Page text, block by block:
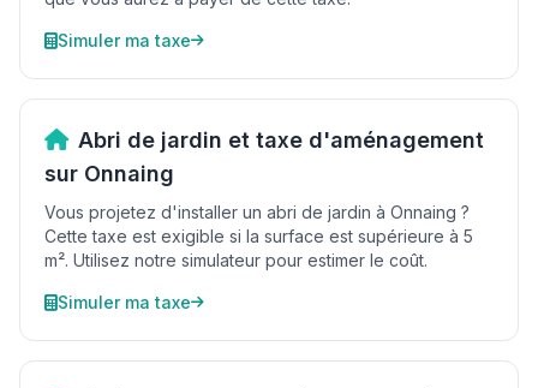
Simuler ma taxe
Abri de jardin et taxe d'aménagement
sur Onnaing
Vous projetez d'installer un abri de jardin à Onnaing ?
Cette taxe est exigible si la surface est supérieure à 5
m². Utilisez notre simulateur pour estimer le coût.
Simuler ma taxe